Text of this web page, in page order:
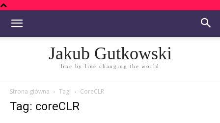
Jakub Gutkowski
line by line changing the world
Strona główna Tagi CoreCLR
Tag: coreCLR